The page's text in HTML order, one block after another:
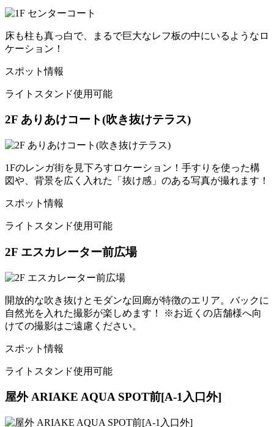
床も柱も真っ白で、まるで巨大なレフ板の中にいるようなロ
ケーション！
スポット情報
ライトスタンド使用可能
2F ありあけコート(吹き抜けテラス)
1Fのレンガ街を見下ろすロケーション！手すりを使った構
図や、背景を広く入れた「抜け感」のある写真が撮れます！
スポット情報
ライトスタンド使用可能
2F エスカレーター前広場
開放的な吹き抜けとモダンな回廊が特徴のエリア。バックに
自然光を入れた撮影が楽しめます！ ※お近くの店舗様へ向
けての撮影はご遠慮ください。
スポット情報
ライトスタンド使用可能
屋外 ARIAKE AQUA SPOT前[A-1入口外]